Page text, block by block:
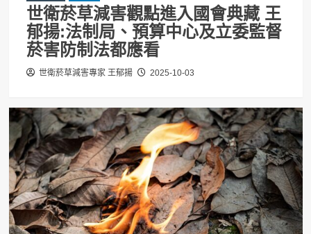
世衛菸草減害觀點進入國會典藏 王
郁揚:法制局、預算中心及立委監督
菸害防制法都應看
世衛菸草減害專家 王郁揚 2025-10-03